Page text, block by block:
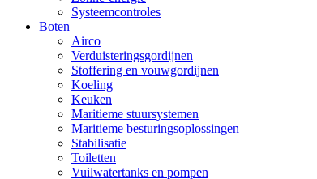
Systeemcontroles
Boten
Airco
Verduisteringsgordijnen
Stoffering en vouwgordijnen
Koeling
Keuken
Maritieme stuursystemen
Maritieme besturingsoplossingen
Stabilisatie
Toiletten
Vuilwatertanks en pompen